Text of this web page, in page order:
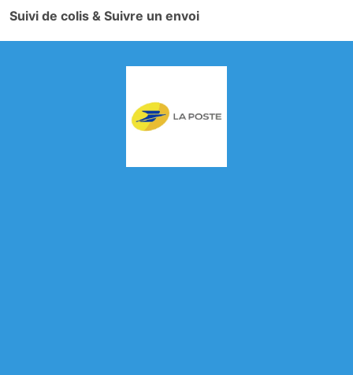
Suivi de colis & Suivre un envoi